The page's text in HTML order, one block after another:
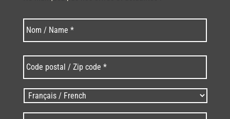
Nom * Nom
postal
/
Zip
code
* *
Langues
/
Language *